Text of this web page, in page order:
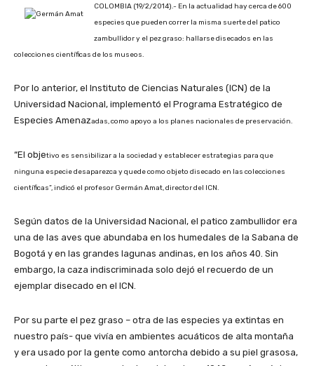
COLOMBIA (19/2/2014).- En la actualidad hay cerca de 600
especies que pueden correr la misma suerte del patico
zambullidor y el pez graso: hallarse disecados en las
colecciones científicas de los museos.
Por lo anterior, el Instituto de Ciencias Naturales (ICN) de la
Universidad Nacional, implementó el Programa Estratégico de
Especies Amenazadas, como apoyo a los planes nacionales de preservación.
“El objetivo es sensibilizar a la sociedad y establecer estrategias para que
ninguna especie desaparezca y quede como objeto disecado en las colecciones
científicas”, indicó el profesor Germán Amat, director del ICN.
Según datos de la Universidad Nacional, el patico zambullidor era
una de las aves que abundaba en los humedales de la Sabana de
Bogotá y en las grandes lagunas andinas, en los años 40. Sin
embargo, la caza indiscriminada solo dejó el recuerdo de un
ejemplar disecado en el ICN.
Por su parte el pez graso – otra de las especies ya extintas en
nuestro país- que vivía en ambientes acuáticos de alta montaña
y era usado por la gente como antorcha debido a su piel grasosa,